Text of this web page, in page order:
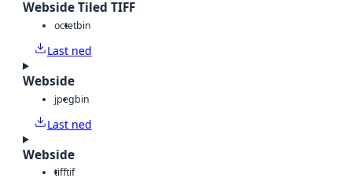
Webside Tiled TIFF
octetbin
Last ned
Webside
jpegbin
Last ned
Webside
tifftif